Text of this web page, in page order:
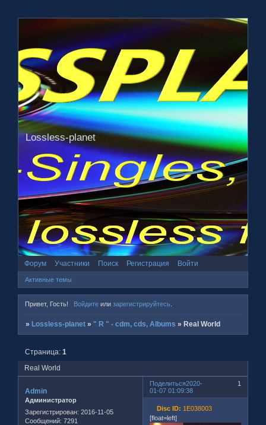
Lossless-planet
Форум Участники Поиск Регистрация Войти
Активные темы
Привет, Гость! Войдитеили зарегистрируйтесь.
» Lossless-planet » " R " - cdm, cds, Albums » Real World
Real World
Страница:1
Поделиться 1
2020-
01-07 01:09:38
Admin
Администратор
Зарегистрирован: 2016-11-05
Сообщений: 7291
Disc ID: 1E038003
[float=left]